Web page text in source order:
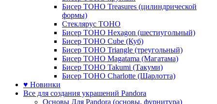
Бисер TOHO Treasures (цилиндрической
формы)
Стеклярус TOHO
Бисер TOHO Hexagon (шестиугольный)
Бисер TOHO Cube (Куб)
Бисер TOHO Triangle (треугольный)
Бисер TOHO Magatama (Магатама)
Бисер TOHO Takumi (Такуми)
Бисер TOHO Charlotte (Шарлотта)
♥ Новинки
Все для создания украшений Pandora
Основы Для Pandora (основы, фурнитура)